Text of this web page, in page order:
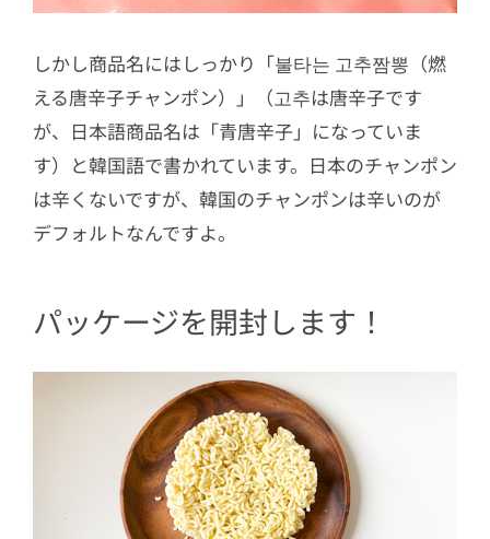
しかし商品名にはしっかり「불타는 고추짬뽕（燃
える唐辛子チャンポン）」（고추は唐辛子です
が、日本語商品名は「青唐辛子」になっていま
す）と韓国語で書かれています。日本のチャンポン
は辛くないですが、韓国のチャンポンは辛いのが
デフォルトなんですよ。
パッケージを開封します！